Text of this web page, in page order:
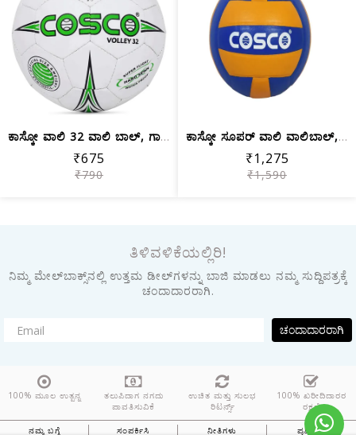
ಕಾಸ್ಕೋ ವಾಲಿ 32 ವಾಲಿ ಬಾಲ್, ಗಾತ್ರ 4
₹675
₹790
ಕಾಸ್ಕೋ ಸೂಪರ್ ವಾಲಿ ವಾಲಿಬಾಲ್, ಗಾತ್ರ 4 (...
₹1,275
₹1,590
ತಿಳಿವಳಿಕೆಯಲ್ಲಿರಿ!
ನಿಮ್ಮ ಮೇಲ್‌ಬಾಕ್ಸ್‌ನಲ್ಲಿ ಉತ್ತಮ ಡೀಲ್‌ಗಳನ್ನು ಬಾಜಿ ಮಾಡಲು ನಮ್ಮ ಸುದ್ದಿಪತ್ರಕ್ಕೆ
ಚಂದಾದಾರರಾಗಿ.
ಚಂದಾದಾರರಾಗಿ
100% ಮೂಲ ಉತ್ಪನ್ನ
ತಲುಪಿದಾಗ ನಗದು
ಪಾವತಿಸುವಿಕೆ
ಉಚಿತ ಮತ್ತು ಸುಲಭ
ರಿಟರ್ನ್ಸ್
100% ಖರೀದಿದಾರರ
ರಕ್ಷಣೆ
ನಮ್ಮ ಬಗ್ಗೆ ಸಂಪರ್ಕಿಸಿ ನೀತಿಗಳು ಪ್ರತಿಕ್ರಿಯೆ